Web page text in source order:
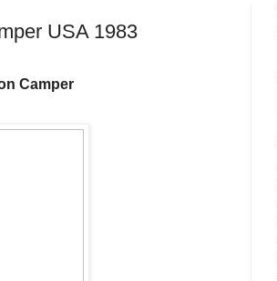
USA 1983
Camper